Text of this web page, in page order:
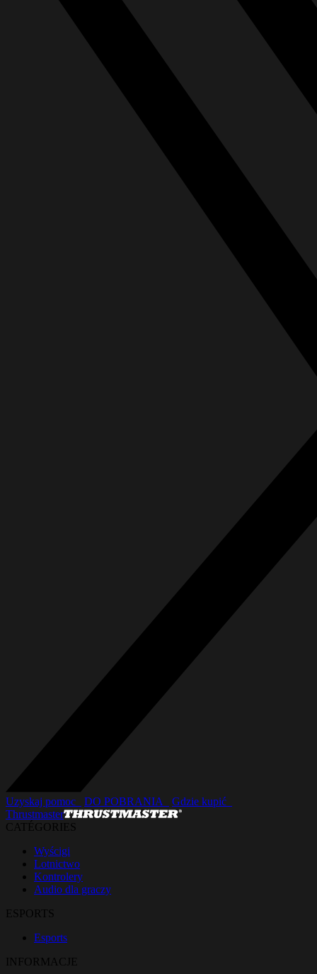
Uzyskaj pomoc_ DO POBRANIA_
Gdzie kupić_
Thrustmaster
CATÉGORIES
Wyścigi
Lotnictwo
Kontrolery
Audio dla graczy
ESPORTS
Esports
INFORMACJE